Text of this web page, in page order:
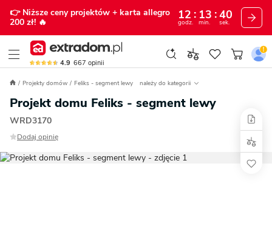
👉 Niższe ceny projektów + karta allegro
200 zł! 🔥
12
godz.
13
min.
39
sek.
4.9 667 opinii
Projekty domów Feliks - segment lewy należy do kategorii
Projekt domu Feliks - segment lewy
WRD3170
Dodaj opinię